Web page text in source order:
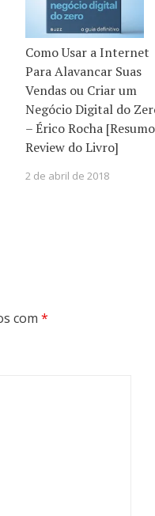
Como Usar a Internet
Para Alavancar Suas
Vendas ou Criar um
Negócio Digital do
– Érico Rocha
Review do Livro]
2 de abril de 2018
com *